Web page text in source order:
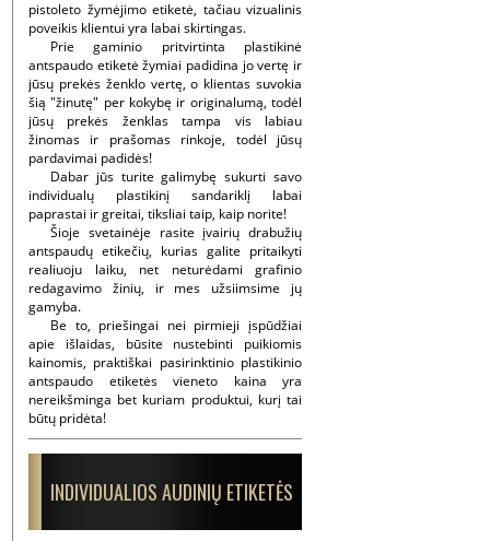
pistoleto žymėjimo etiketė, tačiau vizualinis
poveikis klientui yra labai skirtingas.
Prie gaminio pritvirtinta plastikinė
antspaudo etiketė žymiai padidina jo vertę ir
jūsų prekės ženklo vertę, o klientas suvokia
šią "žinutę" per kokybę ir originalumą, todėl
jūsų prekės ženklas tampa vis labiau
žinomas ir prašomas rinkoje, todėl jūsų
pardavimai padidės!
Dabar jūs turite galimybę sukurti savo
individualų plastikinį sandariklį labai
paprastai ir greitai, tiksliai taip, kaip norite!
Šioje svetainėje rasite įvairių drabužių
antspaudų etikečių, kurias galite pritaikyti
realiuoju laiku, net neturėdami grafinio
redagavimo žinių, ir mes užsiimsime jų
gamyba.
Be to, priešingai nei pirmieji įspūdžiai
apie išlaidas, būsite nustebinti puikiomis
kainomis, praktiškai pasirinktinio plastikinio
antspaudo etiketės vieneto kaina yra
nereikšminga bet kuriam produktui, kurį tai
būtų pridėta!
INDIVIDUALIOS AUDINIŲ ETIKETĖS